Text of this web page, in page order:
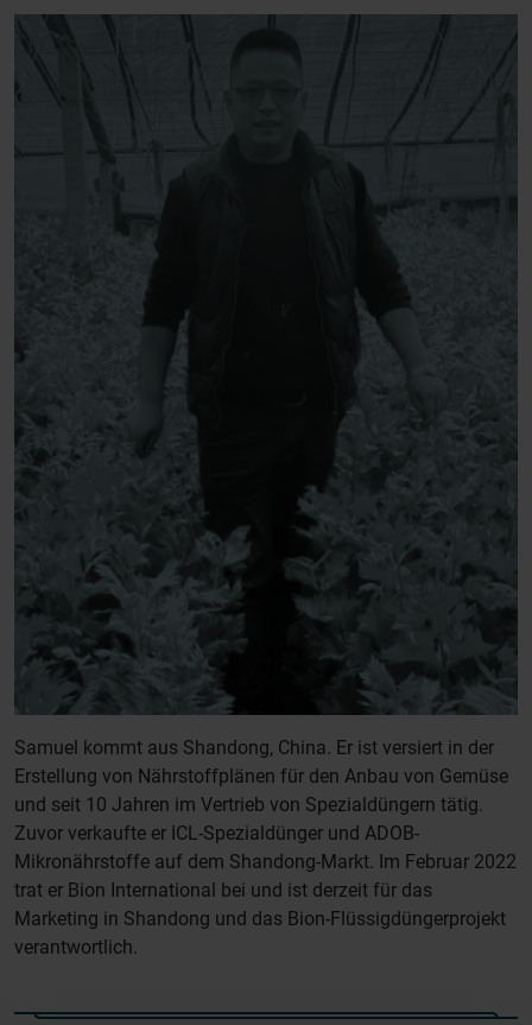
Samuel kommt aus Shandong, China. Er ist versiert in der
Erstellung von Nährstoffplänen für den Anbau von Gemüse
und seit 10 Jahren im Vertrieb von Spezialdüngern tätig.
Zuvor verkaufte er ICL-Spezialdünger und ADOB-
Mikronährstoffe auf dem Shandong-Markt. Im Februar 2022
trat er Bion International bei und ist derzeit für das
Marketing in Shandong und das Bion-Flüssigdüngerprojekt
verantwortlich.